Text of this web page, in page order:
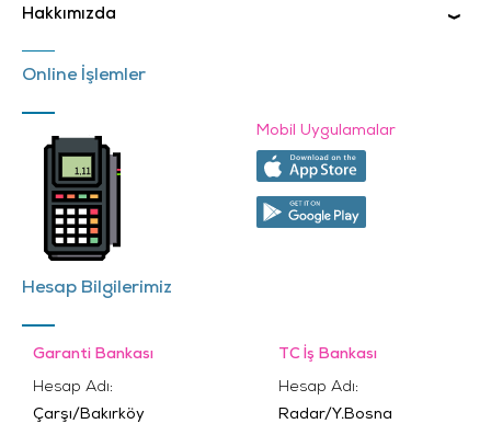
Hakkımızda
Online İşlemler
Mobil Uygulamalar
Hesap Bilgilerimiz
Garanti Bankası
Hesap Adı:
Çarşı/Bakırköy
TC İş Bankası
Hesap Adı:
Radar/Y.Bosna